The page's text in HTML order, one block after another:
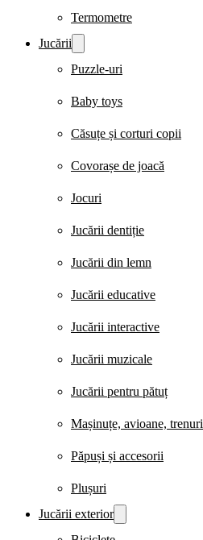
Termometre
Jucării
Puzzle-uri
Baby toys
Căsuțe și corturi copii
Covorașe de joacă
Jocuri
Jucării dentiție
Jucării din lemn
Jucării educative
Jucării interactive
Jucării muzicale
Jucării pentru pătuț
Mașinuțe, avioane, trenuri
Păpuși și accesorii
Plușuri
Jucării exterior